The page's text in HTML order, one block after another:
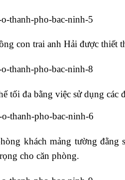
con trai anh Hải được thiết
tối đa bằng việc sử dụng
khách mảng tường đằng
cho căn phòng.